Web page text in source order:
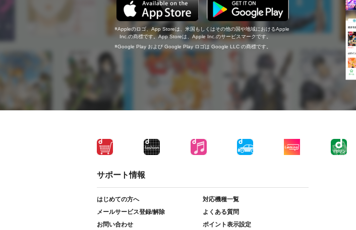
Appleのロゴ、App Storeは、米国もしくはその他の国や地域におけるApple
Inc.の商標です。App Storeは、Apple Inc.のサービスマークです。
Google Play および Google Play ロゴは Google LLC の商標です。
サポート情報
はじめての方へ
対応機種一覧
メールサービス登録/解除
よくある質問
お問い合わせ
ポイント表示設定